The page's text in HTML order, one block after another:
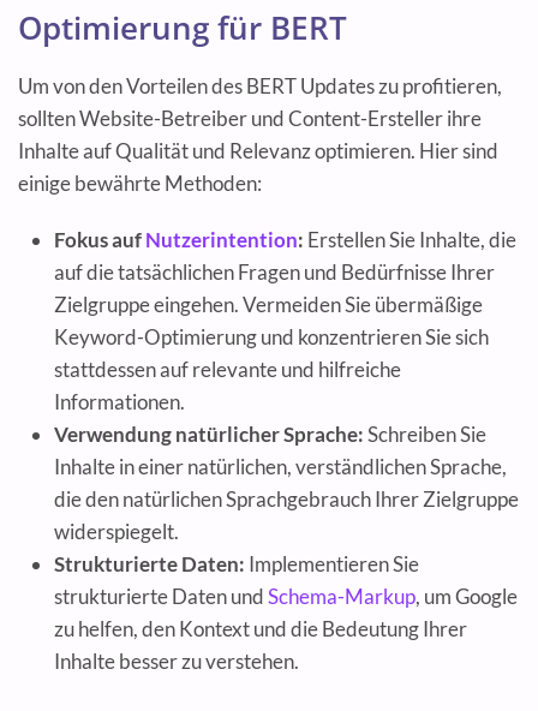
Optimierung für BERT
Um von den Vorteilen des BERT Updates zu profitieren,
sollten Website-Betreiber und Content-Ersteller ihre
Inhalte auf Qualität und Relevanz optimieren. Hier sind
einige bewährte Methoden:
Fokus aufNutzerintention: Erstellen Sie Inhalte, die
auf die tatsächlichen Fragen und Bedürfnisse Ihrer
Zielgruppe eingehen. Vermeiden Sie übermäßige
Keyword-Optimierung und konzentrieren Sie sich
stattdessen auf relevante und hilfreiche
Informationen.
Verwendung natürlicher Sprache:Schreiben Sie
Inhalte in einer natürlichen, verständlichen Sprache,
die den natürlichen Sprachgebrauch Ihrer Zielgruppe
widerspiegelt.
Strukturierte Daten: Implementieren Sie
strukturierte Daten undSchema-Markup, um Google
zu helfen, den Kontext und die Bedeutung Ihrer
Inhalte besser zu verstehen.